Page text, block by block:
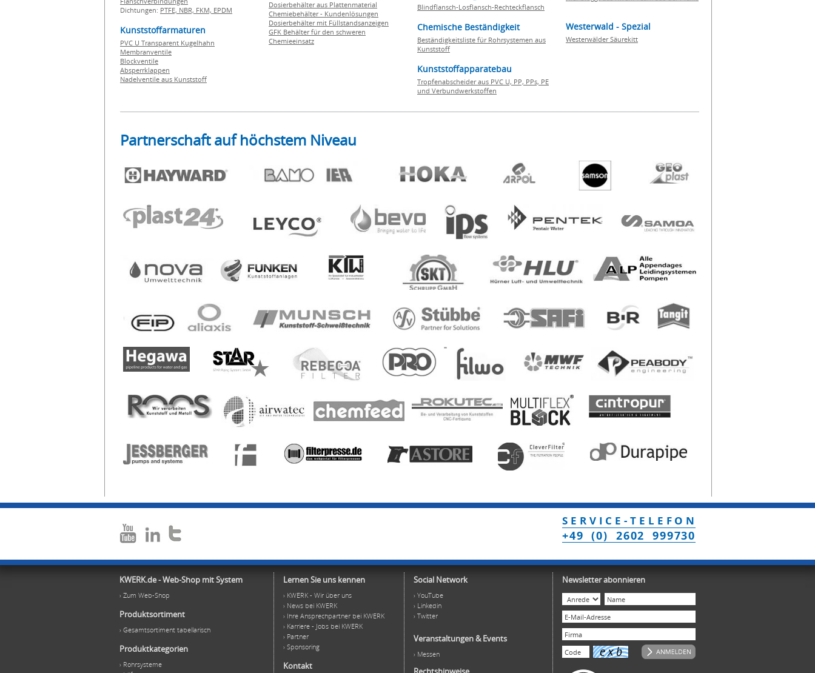
Dichtungen: PTFE, NBR, FKM, EPDM
Kunststoffarmaturen
PVC U Transparent Kugelhahn
Membranventile
Blockventile
Absperrklappen
Nadelventile aus Kunststoff
Dosierbehälter aus Plattenmaterial
Chemiebehälter - Kundenlösungen
Dosierbehälter mit Füllstandsanzeigen
GFK Behälter für den schweren
Chemieeinsatz
Blindflansch-Losflansch-Rechteckflansch
Chemische Beständigkeit
Beständigkeitsliste für Rohrsystemen aus
Kunststoff
Kunststoffapparatebau
Tropfenabscheider aus PVC U, PP, PPs, PE
und Verbundwerkstoffen
Westerwald - Spezial
Westerwälder Säurekitt
Partnerschaft auf höchstem Niveau